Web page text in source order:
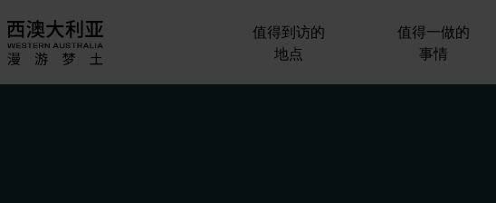
值得到访的
地点
值得一做的
事情